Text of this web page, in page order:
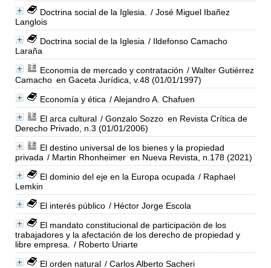
Doctrina social de la Iglesia.
/ José Miguel Ibañez
Langlois
Doctrina social de la Iglesia / Ildefonso Camacho
Laraña
Economía de mercado y contratación / Walter Gutiérrez
Camacho en Gaceta Jurídica, v.48 (01/01/1997)
Economía y ética / Alejandro A. Chafuen
El arca cultural / Gonzalo Sozzo en Revista Crítica de
Derecho Privado, n.3 (01/01/2006)
El destino universal de los bienes y la propiedad
privada / Martin Rhonheimer en Nueva Revista, n.178 (2021)
El dominio del eje en la Europa ocupada / Raphael
Lemkin
El interés público / Héctor Jorge Escola
El mandato constitucional de participación de los
trabajadores y la afectación de los derecho de propiedad y
libre empresa.
/ Roberto Uriarte
El orden natural / Carlos Alberto Sacheri